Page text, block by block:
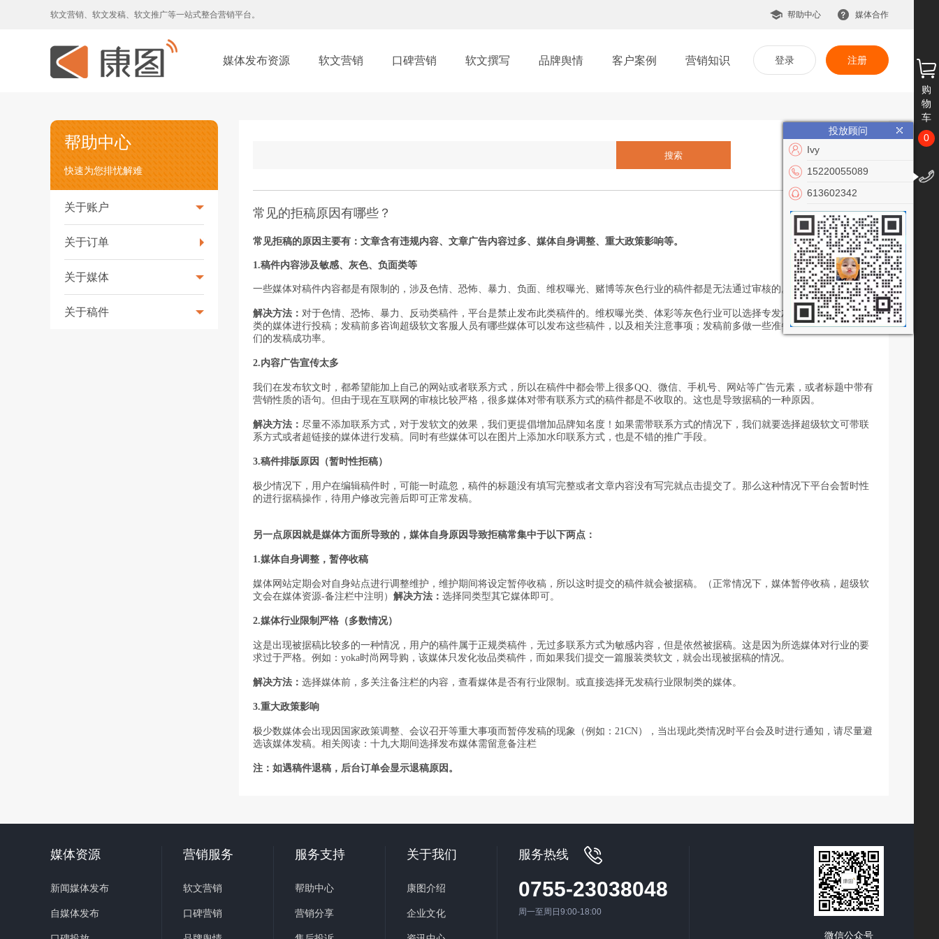
软文营销、软文发稿、软文推广等一站式整合营销平台。 帮助中心 媒体合作
登录 注册
媒体发布资源 软文营销 口碑营销 软文撰写 品牌舆情 客户案例 营销知识
帮助中心
快速为您排忧解难
关于账户
关于订单
关于媒体
关于稿件
常见的拒稿原因有哪些？
常见拒稿的原因主要有：文章含有违规内容、文章广告内容过多、媒体自身调整、重大政策影响等。
1.稿件内容涉及敏感、灰色、负面类等
一些媒体对稿件内容都是有限制的，涉及色情、恐怖、暴力、负面、维权曝光、赌博等灰色行业的稿件都是无法通过审核的。
解决方法： 对于色情、恐怖、暴力、反动类稿件，平台是禁止发布此类稿件的。维权曝光类、体彩等灰色行业可以选择专发灰色行业、维权曝光
类的媒体进行投稿；发稿前多咨询超级软文客服人员有哪些媒体可以发布这些稿件，以及相关注意事项；发稿前多做一些准备，可以大大提升我
们的发稿成功率。
2.内容广告宣传太多
我们在发布软文时，都希望能加上自己的网站或者联系方式，所以在稿件中都会带上很多QQ、微信、手机号、网站等广告元素，或者标题中带有
营销性质的语句。但由于现在互联网的审核比较严格，很多媒体对带有联系方式的稿件都是不收取的。这也是导致据稿的一种原因。
解决方法： 尽量不添加联系方式，对于发软文的效果，我们更提倡增加品牌知名度！如果需带联系方式的情况下，我们就要选择超级软文可带联
系方式或者超链接的媒体进行发稿。同时有些媒体可以在图片上添加水印联系方式，也是不错的推广手段。
3.稿件排版原因（暂时性拒稿）
极少情况下，用户在编辑稿件时，可能一时疏忽，稿件的标题没有填写完整或者文章内容没有写完就点击提交了。那么这种情况下平台会暂时性
的进行据稿操作，待用户修改完善后即可正常发稿。
另一点原因就是媒体方面所导致的，媒体自身原因导致拒稿常集中于以下两点：
1.媒体自身调整，暂停收稿
媒体网站定期会对自身站点进行调整维护，维护期间将设定暂停收稿，所以这时提交的稿件就会被据稿。（正常情况下，媒体暂停收稿，超级软
文会在媒体资源-备注栏中注明） 解决方法： 选择同类型其它媒体即可。
2.媒体行业限制严格（多数情况）
这是出现被据稿比较多的一种情况，用户的稿件属于正规类稿件，无过多联系方式为敏感内容，但是依然被据稿。这是因为所选媒体对行业的要
求过于严格。例如： yoka时尚网导购，该媒体只发化妆品类稿件，而如果我们提交一篇服装类软文，就会出现被据稿的情况。
解决方法： 选择媒体前，多关注备注栏的内容，查看媒体是否有行业限制。或直接选择无发稿行业限制类的媒体。
3.重大政策影响
极少数媒体会出现因国家政策调整、会议召开等重大事项而暂停发稿的现象（例如： 21CN），当出现此类情况时平台会及时进行通知，请尽量避
选该媒体发稿。相关阅读：十九大期间选择发布媒体需留意备注栏
注： 如遇稿件退稿， 后台订单会显示退稿原因。
媒体资源
新闻媒体发布
自媒体发布
营销服务
软文营销
口碑营销
服务支持
帮助中心
营销分享
关于我们
康图介绍
企业文化
服务热线
0755-23038048
周一至周日9:00-18:00
微信公众号
购
物
车
0
投放顾问
Ivy
15220055089
613602342